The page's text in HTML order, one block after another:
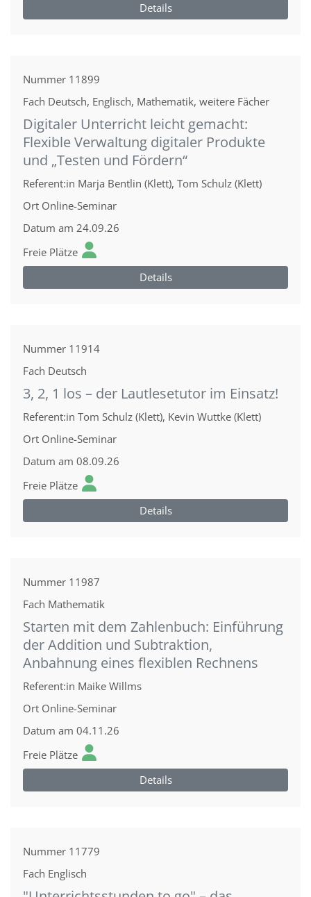
Details
Nummer 11899
Fach Deutsch, Englisch, Mathematik, weitere Fächer
Digitaler Unterricht leicht gemacht:
Flexible Verwaltung digitaler Produkte
und „Testen und Fördern“
Referent:in Marja Bentlin (Klett), Tom Schulz (Klett)
Ort Online-Seminar
Datum am 24.09.26
Freie Plätze
Details
Nummer 11914
Fach Deutsch
3, 2, 1 los – der Lautlesetutor im Einsatz!
Referent:in Tom Schulz (Klett), Kevin Wuttke (Klett)
Ort Online-Seminar
Datum am 08.09.26
Freie Plätze
Details
Nummer 11987
Fach Mathematik
Starten mit dem Zahlenbuch: Einführung
der Addition und Subtraktion,
Anbahnung eines flexiblen Rechnens
Referent:in Maike Willms
Ort Online-Seminar
Datum am 04.11.26
Freie Plätze
Details
Nummer 11779
Fach Englisch